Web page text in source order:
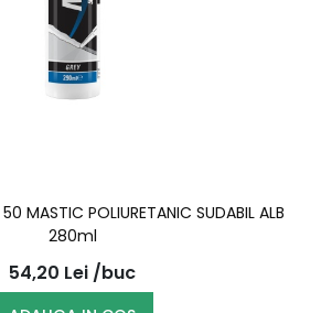
MASTIC POLIURETANIC SUDABIL ALB
280ml
54,20 Lei /buc